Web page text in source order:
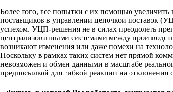
Более того, все попытки с их помощью увеличить
поставщиков в управлении цепочкой поставок
успехом. УЦП-решения не в силах преодолеть
централизованными системами между
возникают изменения или даже помехи на
Поскольку в рамках таких систем нет прямой
невозможен и обмен данными в масштабе
предпосылкой для гибкой реакции на отклонения